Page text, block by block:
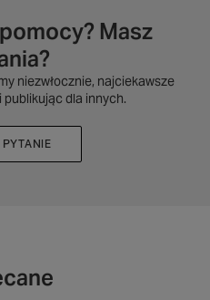
Masz
niezwłocznie, najciekawsze
dla innych.